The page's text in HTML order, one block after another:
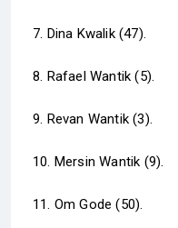
7. Dina Kwalik (47).
8. Rafael Wantik (5).
9. Revan Wantik (3).
10. Mersin Wantik (9).
11. Om Gode (50).